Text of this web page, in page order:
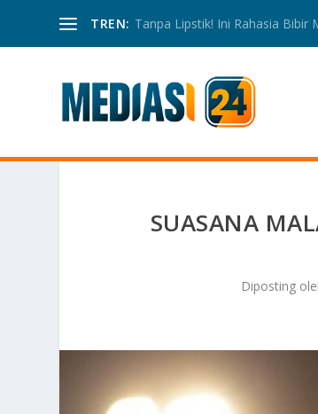
TREN: Tanpa Lipstik! Ini Rahasia Bibir
SUASANA
Diposting